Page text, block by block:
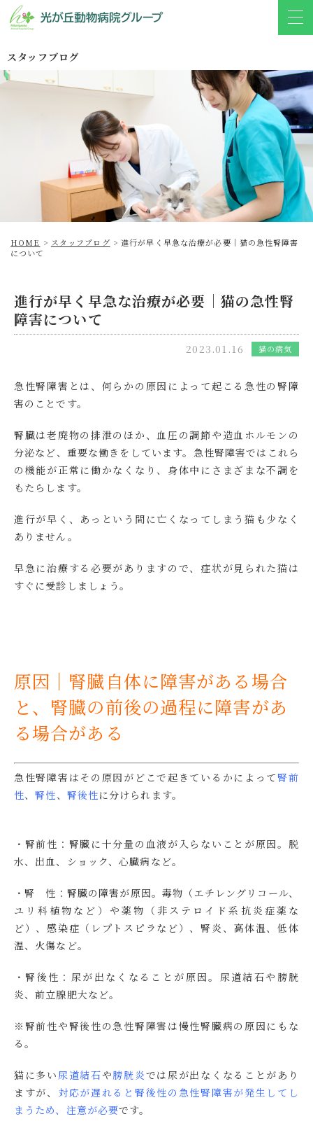
スタッフブログ
HOME > スタッフブログ >進行が早く早急な治療が必要│猫の急性腎障害
について
進行が早く早急な治療が必要│猫の急性腎
障害について
2023.01.16 猫の病気
急性腎障害とは、何らかの原因によって起こる急性の腎障
害のことです。
腎臓は老廃物の排泄のほか、血圧の調節や造血ホルモンの
分泌など、重要な働きをしています。急性腎障害ではこれら
の機能が正常に働かなくなり、身体中にさまざまな不調を
もたらします。
進行が早く、あっという間に亡くなってしまう猫も少なく
ありません。
早急に治療する必要がありますので、症状が見られた猫は
すぐに受診しましょう。
原因｜腎臓自体に障害がある場合
と、腎臓の前後の過程に障害があ
る場合がある
急性腎障害はその原因がどこで起きているかによって 腎前
性、 腎性、 腎後性に分けられます。
・腎前性：腎臓に十分量の血液が入らないことが原因。脱
水、出血、ショック、心臓病など。
・腎 性：腎臓の障害が原因。毒物（エチレングリコール、
ユリ科植物など）や薬物（非ステロイド系抗炎症薬な
ど）、感染症（レプトスピラなど）、腎炎、高体温、低体
温、火傷など。
・腎後性：尿が出なくなることが原因。尿道結石や膀胱
炎、前立腺肥大など。
※腎前性や腎後性の急性腎障害は慢性腎臓病の原因にもな
る。
猫に多い 尿道結石や膀胱炎では尿が出なくなることがあり
ますが、 対応が遅れると腎後性の急性腎障害が発生してし
まうため、注意が必要です。